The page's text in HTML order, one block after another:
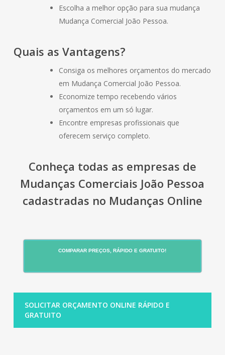
Escolha a melhor opção para sua mudança
Mudança Comercial João Pessoa.
Quais as Vantagens?
Consiga os melhores orçamentos do mercado
em Mudança Comercial João Pessoa.
Economize tempo recebendo vários
orçamentos em um só lugar.
Encontre empresas profissionais que
oferecem serviço completo.
Conheça todas as empresas de
Mudanças Comerciais João Pessoa
cadastradas no Mudanças Online
COMPARAR PREÇOS, RÁPIDO E GRATUITO!
SOLICITAR ORÇAMENTO ONLINE RÁPIDO E
GRATUITO